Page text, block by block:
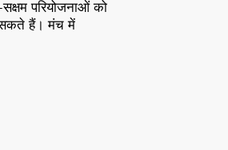
परियोजनाओं को
हैं। मंच में